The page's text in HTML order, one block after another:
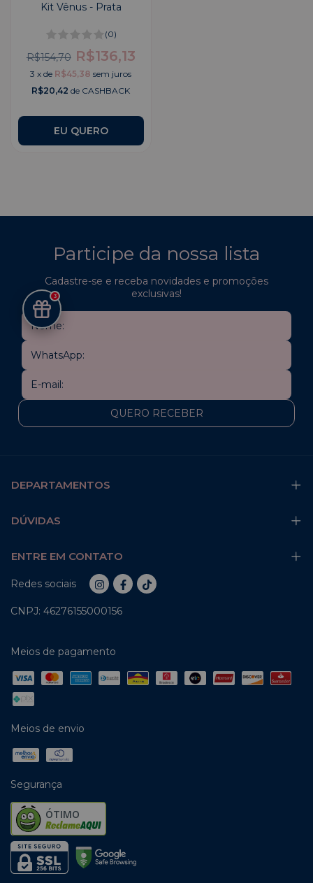
Kit Vênus - Prata
(0)
R$154,70R$136,13
3 xde R$45,38 sem juros
R$20,42 de CASHBACK
Participe da nossa lista
Cadastre-se e receba novidades e promoções
exclusivas!
DEPARTAMENTOS
DÚVIDAS
ENTRE EM CONTATO
Redes sociais
CNPJ: 46276155000156
Meios de pagamento
Meios de envio
Segurança
ÓTIMO
3